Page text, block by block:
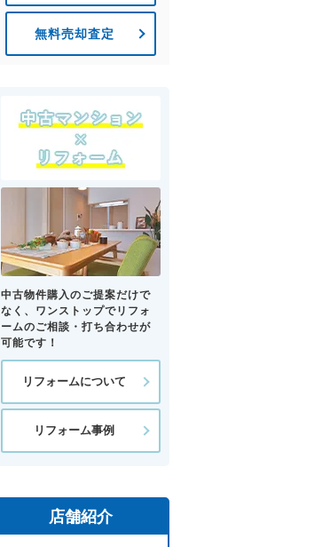
無料売却査定
中古物件購入のご提案だけで
なく、ワンストップでリフォ
ームのご相談・打ち合わせが
可能です！
リフォームについて
リフォーム事例
店舗紹介